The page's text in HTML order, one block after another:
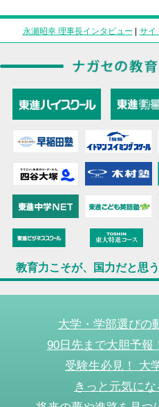
永瀬昭幸 理事長インタビュー | サイ
教育力こそが、国力だと思う
大学・学部選びの
90日先まで大胆予報
受験生必見！ 大
きっと元気に